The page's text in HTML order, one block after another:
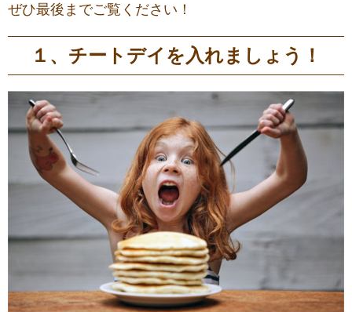
ぜひ最後までご覧ください！
１、チートデイを入れましょう！